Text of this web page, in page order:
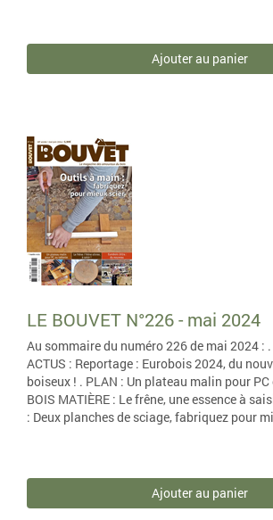
Ajouter au panier
LE BOUVET N°226 - mai 2024
Au sommaire du numéro 226 de mai 2024 : .
ACTUS : Reportage : Eurobois 2024, du
boiseux ! . PLAN : Un plateau malin pour
BOIS MATIÈRE : Le frêne, une essence à
: Deux planches de sciage, fabriquez pour
Ajouter au panier